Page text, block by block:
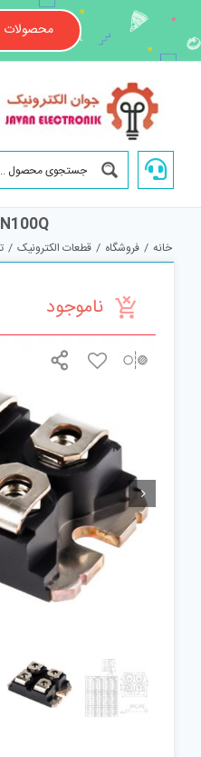
content
محصولات
خانه / فروشگاه / قطعات الکترونیک /
ناموجود
